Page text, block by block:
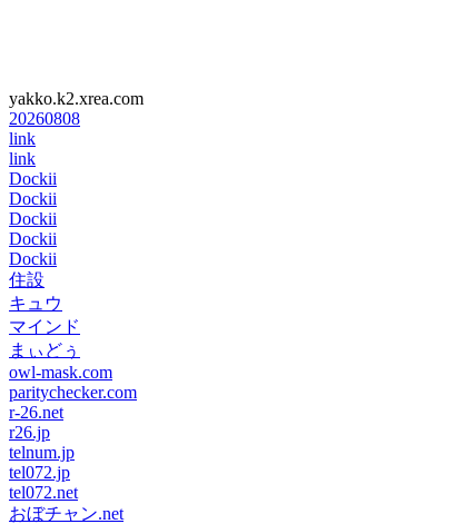
yakko.k2.xrea.com
20260808
link
link
Dockii
Dockii
Dockii
Dockii
Dockii
住設
キュウ
マインド
まぃどぅ
owl-mask.com
paritychecker.com
r-26.net
r26.jp
telnum.jp
tel072.jp
tel072.net
おぼチャン.net